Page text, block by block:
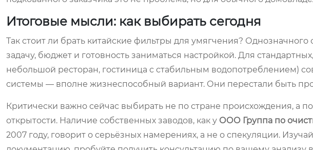
Итоговые мысли: как выбирать сегодня
Так стоит ли брать китайские фильтры для умягчения? Однозначного
задачу, бюджет и готовность заниматься настройкой. Для
небольшой ресторан, гостиница с стабильным водопотреблением)
системы — вполне жизнеспособный вариант. Они перестали быть
Критически важно сейчас выбирать не по стране происхождения, а
открытости. Наличие собственных заводов, как у ООО Группа по
2007 году, говорит о серьёзных намерениях, а не о спекуляции.